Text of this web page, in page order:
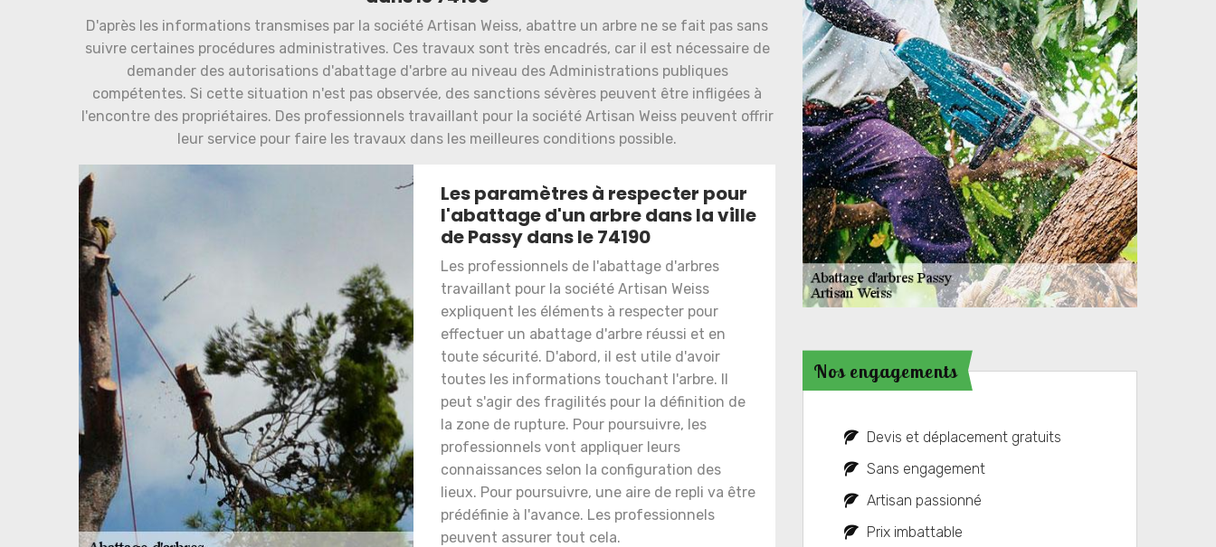
D'après les informations transmises par la société Artisan Weiss, abattre un arbre ne se fait pas sans
suivre certaines procédures administratives. Ces travaux sont très encadrés, car il est nécessaire de
demander des autorisations d'abattage d'arbre au niveau des Administrations publiques
compétentes. Si cette situation n'est pas observée, des sanctions sévères peuvent être infligées à
l'encontre des propriétaires. Des professionnels travaillant pour la société Artisan Weiss peuvent offrir
leur service pour faire les travaux dans les meilleures conditions possible.
Les paramètres à respecter pour
l'abattage d'un arbre dans la ville
de Passy dans le 74190
Les professionnels de l'abattage d'arbres
travaillant pour la société Artisan Weiss
expliquent les éléments à respecter pour
effectuer un abattage d'arbre réussi et en
toute sécurité. D'abord, il est utile d'avoir
toutes les informations touchant l'arbre. Il
peut s'agir des fragilités pour la définition de
la zone de rupture. Pour poursuivre, les
professionnels vont appliquer leurs
connaissances selon la configuration des
lieux. Pour poursuivre, une aire de repli va être
prédéfinie à l'avance. Les professionnels
peuvent assurer tout cela.
Nos engagements
Devis et déplacement gratuits
Sans engagement
Artisan passionné
Prix imbattable